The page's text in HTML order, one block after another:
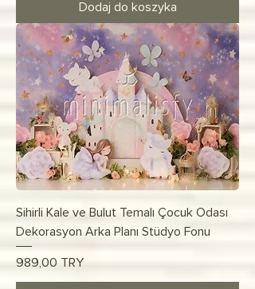
Dodaj do koszyka
Sihirli Kale ve Bulut Temalı Çocuk Odası
Dekorasyon Arka Planı Stüdyo Fonu
Cena
989,00 TRY